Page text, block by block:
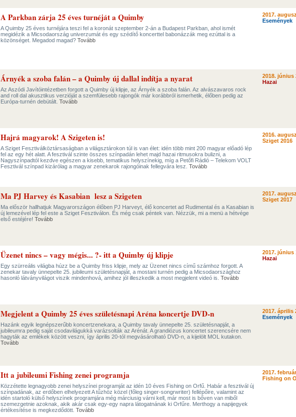
A Parkban zárja 25 éves turnéját a Quimby
A Quimby 25 éves turnéjára teszi fel a koronát szeptember 2-án a Budapest Parkban, ahol ismét
megidézik a Micsodaország univerzumát és egy szédítő koncerttel babonázzák meg ezúttal is a
közönséget. Megadod magad? Tovább
2017.
Események
Árnyék a szoba falán – a Quimby új dallal indítja a nyarat
Az Aszódi Javítóintézetben forgott a Quimby új klipje, az Árnyék a szoba falán. Az alvászavaros rock
and roll dal akusztikus verzióját a szemfülesebb rajongók már korábbról ismerhetik, élőben pedig az
Európa-turnén debütált. Tovább
2018. június
Hazai
Hajrá magyarok! A Szigeten is!
A Sziget Fesztiválköztársaságban a világsztárokon túl is van élet: idén több mint 200 magyar előadó lép
fel az egy hét alatt. A fesztivál szinte összes színpadán lehet majd hazai ritmusokra bulizni, a
Nagyszínpadtól kezdve egészen a kisebb, tematikus helyszínekig, míg a Petőfi Rádió – Telekom VOLT
Fesztivál színpad kizárólag a magyar zenekarok rajongóinak fellegvára lesz. Tovább
2016.
Sziget 2016
Ma PJ Harvey és Kasabian lesz a Szigeten
Ma először hallhatjuk Magyarországon élőben PJ Harveyt, élő koncertet ad Rudimental és a Kasabian is
új lemezével lép fel este a Sziget Fesztiválon. És még csak péntek van. Nézzük, mi a menü a hétvége
első estéjére! Tovább
2017.
Sziget 2017
Üzenet nincs – vagy mégis... ?- itt a Quimby új klipje
Egy szürreális világba húzz be a Quimby friss klipje, mely az Üzenet nincs című számhoz forgott. A
zenekar tavaly ünnepelte 25. jubileumi születésnapját, a mostani turnén pedig a Micsodaországhoz
hasonló látványvilágot viszik mindenhová, amihez jól illeszkedik a most megjelent videó is. Tovább
2017. június
Hazai
Megjelent a Quimby 25 éves születésnapi Aréna koncertje DVD-n
Hazánk egyik legnépszerűbb koncertzenekara, a Quimby tavaly ünnepelte 25. születésnapját, a
jubileumra pedig saját csodavilágukká varázsolták az Arénát. A grandiózus koncertet szerencsére nem
hagyták az emlékek között veszni, így április 20-tól megvásárolható DVD-n, a kijelölt MOL kutakon.
Tovább
2017. április
Események
Itt a jubileumi Fishing zenei programja
Közzétette legnagyobb zenei helyszínei programját az idén 10 éves Fishing on Orfű. Habár a fesztivál új
színpadának, az erdőben elhelyezett A tűzhöz közel (főleg singer-songrwriter) fellépőire, valamint az
idén startoló külső helyszínek programjára még márciusig várni kell, már most is bőven van miből
szemezgetnie azoknak, akik akár csak egy-egy napra látogatnának ki Orfűre. Merthogy a napijegyek
értékesítése is megkezdődött. Tovább
2017.
Fishing on